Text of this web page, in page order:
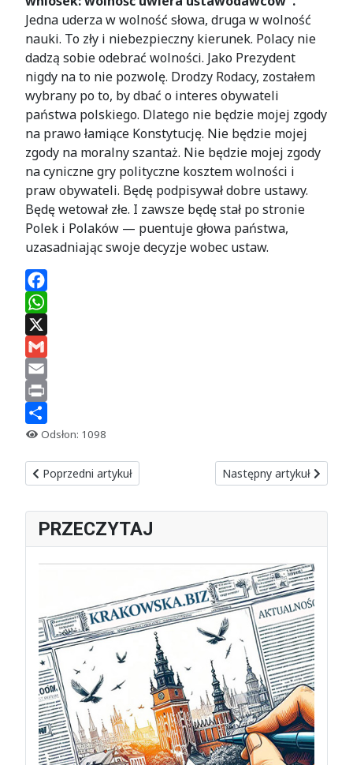
Jedna uderza w wolność słowa, druga w wolność
nauki. To zły i niebezpieczny kierunek. Polacy nie
dadzą sobie odebrać wolności. Jako Prezydent
nigdy na to nie pozwolę. Drodzy Rodacy, zostałem
wybrany po to, by dbać o interes obywateli
państwa polskiego. Dlatego nie będzie mojej zgody
na prawo łamiące Konstytucję. Nie będzie mojej
zgody na moralny szantaż. Nie będzie mojej zgody
na cyniczne gry polityczne kosztem wolności i
praw obywateli. Będę podpisywał dobre ustawy.
Będę wetował złe. I zawsze będę stał po stronie
Polek i Polaków — puentuje głowa państwa,
uzasadniając swoje decyzje wobec ustaw.
Facebook
WhatsApp
X
Gmail
Email
Print
Share
Odsłon: 1098
Poprzedni artykuł: Czego boi się Tusk, że tak desperacko
Poprzedni artykuł Następny artykuł:
Następny artykuł
PRZECZYTAJ